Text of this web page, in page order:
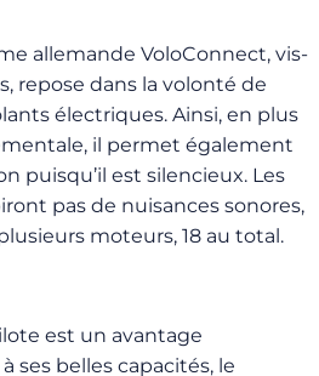
allemande VoloConnect, vis-
repose dans la volonté de
électriques. Ainsi, en plus
il permet également
puisqu’il est silencieux. Les
pas de nuisances sonores,
moteurs, 18 au total.
est un avantage
ses belles capacités, le